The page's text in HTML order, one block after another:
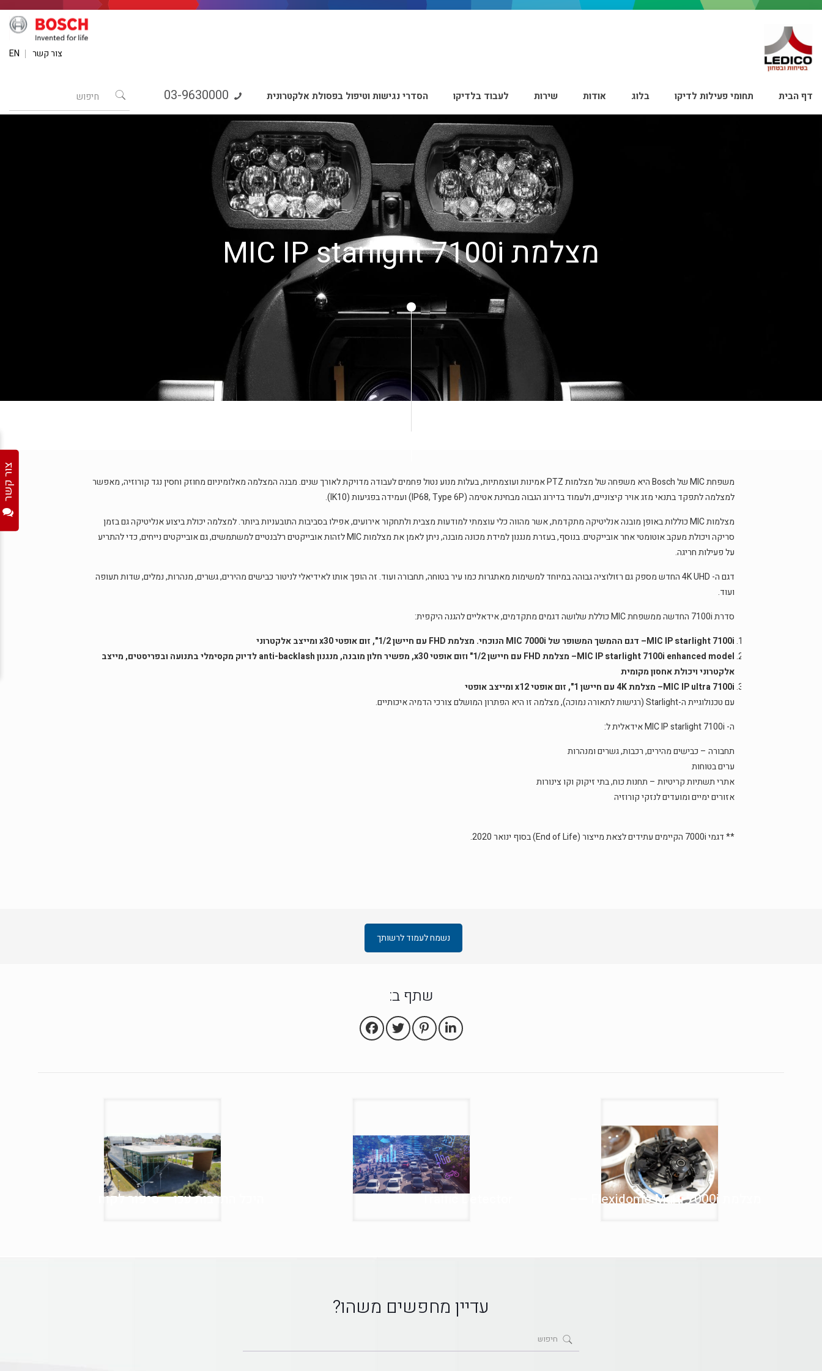
דף הבית תחומי פעילות לדיקו בלוג אודות שירות לעבוד בלדיקו הסדרי נגישות וטיפול בפסולת אלקטרונית
צור קשר EN
מצלמת MIC IP starlight 7100i
משפחת MIC של Bosch היא משפחה של מצלמות PTZ אמינות ועוצמתיות, בעלות מנוע נטול פחמים לעבודה מדויקת לאורך שנים. מבנה המצלמה מאלומיניום מחוזק וחסין נגד קורוזיה, מאפשר
למצלמה לתפקד בתנאי מזג אויר קיצוניים, ולעמוד בדירוג הגבוה מבחינת אטימה (IP68, Type 6P) ועמידה בפגיעות (IK10).
מצלמות MIC כוללות באופן מובנה אנליטיקה מתקדמת, אשר מהווה כלי עוצמתי למודעות מצבית ולתחקור אירועים, אפילו בסביבות התובעניות ביותר. למצלמה יכולת ביצוע אנליטיקה גם בזמן
סריקה ויכולת מעקב אוטומטי אחר אובייקטים. בנוסף, בעזרת מנגנון למידת מכונה מובנה, ניתן לאמן את מצלמות MIC לזהות אובייקטים רלבנטיים למשתמשים, גם אובייקטים נייחים, כדי להתריע
על פעילות חריגה.
דגם ה- 4K UHD החדש מספק גם רזולוציה גבוהה במיוחד למשימות מאתגרות כמו עיר בטוחה, תחבורה ועוד. זה הופך אותו לאידיאלי לניטור כבישים מהירים, גשרים, מנהרות, נמלים, שדות תעופה
ועוד.
סדרת 7100i החדשה ממשפחת MIC כוללת שלושה דגמים מתקדמים, אידאליים להגנה היקפית:
MIC IP starlight 7100i– דגם ההמשך המשופר של MIC 7000i הנוכחי. מצלמת FHD עם חיישן 1/2", זום אופטי x30 ומייצב אלקטרוני
MIC IP starlight 7100i enhanced model– מצלמת FHD עם חיישן 1/2" וזום אופטי x30, מפשיר חלון מובנה, מנגנון anti-backlash לדיוק מקסימלי בתנועה ובפריסטים, מייצב
אלקטרוני ויכולת אחסון מקומית
MIC IP ultra 7100i– מצלמת 4K עם חיישן 1", זום אופטי x12 ומייצב אופטי
עם טכנולוגיית ה-Starlight (רגישות לתאורה נמוכה), מצלמה זו היא הפתרון המושלם צורכי הדמיה איכותיים.
ה- MIC IP starlight 7100i אידאלית ל:
תחבורה – כבישים מהירים, רכבות, גשרים ומנהרות
ערים בטוחות
אתרי תשתיות קריטיות – תחנות כוח, בתי זיקוק וקו צינורות
אזורים ימיים ומועדים לנזקי קורוזיה
** דגמי 7000i הקיימים עתידים לצאת מייצור (End of Life) בסוף ינואר 2020.
נשמח לעמוד לרשותך
שתף ב:
Traffic Detector היכל התרבות עכו – סיפור לקוח
עדיין מחפשים משהו?
צור קשר